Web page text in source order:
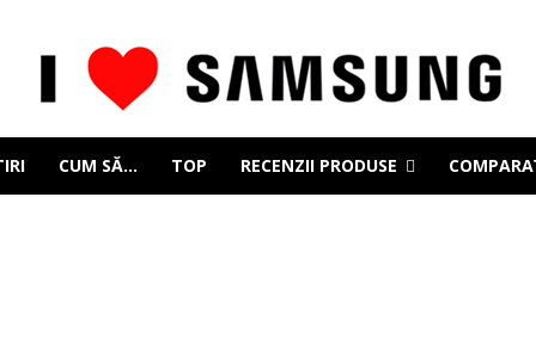
CUM SĂ… TOP RECENZII PRODUSE